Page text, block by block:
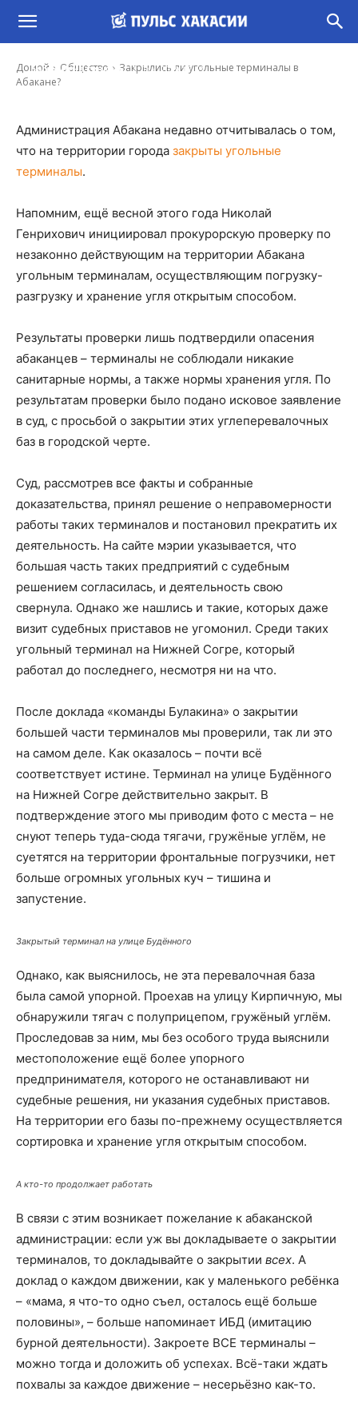
Домой Общество
Закрылись ли угольные терминалы в
Абакане?
Закрылись ли угольные терминалы в
Абакане?
Борис Игнатенко - 12 Дек, 2019 17:53
Администрация Абакана недавно отчитывалась о том,
что на территории города закрыты угольные
терминалы.
Напомним, ещё весной этого года Николай
Генрихович инициировал прокурорскую проверку по
незаконно действующим на территории Абакана
угольным терминалам, осуществляющим погрузку-
разгрузку и хранение угля открытым способом.
Результаты проверки лишь подтвердили опасения
абаканцев – терминалы не соблюдали никакие
санитарные нормы, а также нормы хранения угля. По
результатам проверки было подано исковое заявление
в суд, с просьбой о закрытии этих углеперевалочных
баз в городской черте.
Суд, рассмотрев все факты и собранные
доказательства, принял решение о неправомерности
работы таких терминалов и постановил прекратить их
деятельность. На сайте мэрии указывается, что
большая часть таких предприятий с судебным
решением согласилась, и деятельность свою
свернула. Однако же нашлись и такие, которых даже
визит судебных приставов не угомонил. Среди таких
угольный терминал на Нижней Согре, который
работал до последнего, несмотря ни на что.
После доклада «команды Булакина» о закрытии
большей части терминалов мы проверили, так ли это
на самом деле. Как оказалось – почти всё
соответствует истине. Терминал на улице Будённого
на Нижней Согре действительно закрыт. В
подтверждение этого мы приводим фото с места – не
снуют теперь туда-сюда тягачи, гружёные углём, не
суетятся на территории фронтальные погрузчики, нет
больше огромных угольных куч – тишина и
запустение.
Закрытый терминал на улице Будённого
Однако, как выяснилось, не эта перевалочная база
была самой упорной. Проехав на улицу Кирпичную, мы
обнаружили тягач с полуприцепом, гружёный углём.
Проследовав за ним, мы без особого труда выяснили
местоположение ещё более упорного
предпринимателя, которого не останавливают ни
судебные решения, ни указания судебных приставов.
На территории его базы по-прежнему осуществляется
сортировка и хранение угля открытым способом.
А кто-то продолжает работать
В связи с этим возникает пожелание к абаканской
администрации: если уж вы докладываете о закрытии
терминалов, то докладывайте о закрытии всех. А
доклад о каждом движении, как у маленького ребёнка
– «мама, я что-то одно съел, осталось ещё больше
половины», – больше напоминает ИБД (имитацию
бурной деятельности). Закроете ВСЕ терминалы –
можно тогда и доложить об успехах. Всё-таки ждать
похвалы за каждое движение – несерьёзно как-то.